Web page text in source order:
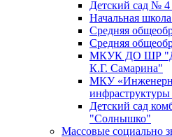
Детский сад №
Начальная
Средняя
Средняя
МКУК ДО ШР
К.Г. Самарина"
МКУ
Детский сад
"Солнышко"
Массовые социально